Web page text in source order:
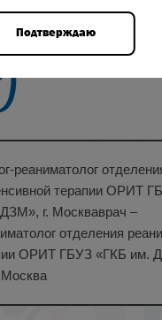
реаниматолог
терапии ОРИТ
г. Москваврач –
отделения
ОРИТ ГБУЗ «ГКБ им.
Подтверждаю